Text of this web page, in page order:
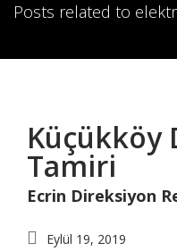
Posts related to
Küçükköy
Tamiri
Ecrin Direksiyon
Eylül 19, 2019